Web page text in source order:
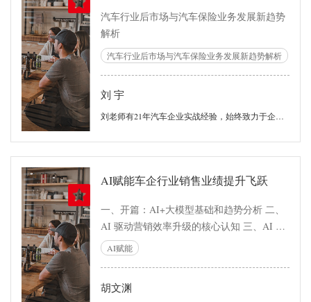
汽车行业后市场与汽车保险业务发展新趋势
解析
汽车行业后市场与汽车保险业务发展新趋势解析
刘 宇
刘老师有21年汽车企业实战经验，始终致力于企业信息化数字化相关方面管理工作。从IT开发工程师起步，到系统开发，系统监理，项目管理，互联网产品设计，系统集成部署与测试，业务规划咨询等多个岗位。熟悉对整车制造业的体系流程与数字化IT解决方案，特别擅长于汽车营销领域的数字化方案规划设计与系统实施工作，对营销系统集成开发项目实施有着丰富的实施经验，善于将咨询规划与落地方案相结合，属于实战派技术落地型专家。
AI赋能车企行业销售业绩提升飞跃
一、开篇：AI+大模型基础和趋势分析 二、
AI 驱动营销效率升级的核心认知 三、AI 驱
动的精准客户定位应用 四、进阶：大模型支
撑的营销知识库搭建 五、落地：AI 营销工
AI赋能
胡文渊